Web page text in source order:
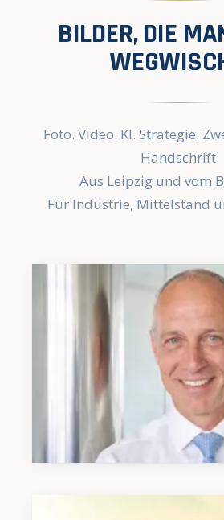
BILDER, DIE
Foto. Video. KI. Strategie.
Handschrift.
Aus Leipzig und vom
Für Industrie, Mittelstand